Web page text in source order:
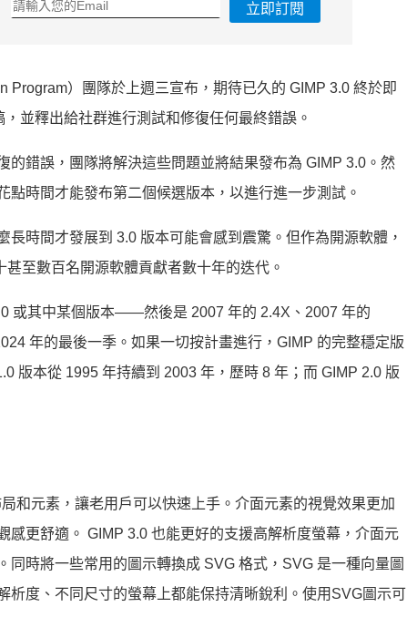
立即訂閱
）團隊於上週三宣布，期待已久的 GIMP 3.0 終於即
並釋出給社群進行測試和修復任何最終錯誤。
錯誤，團隊將解決這些問題並將結果發布為 GIMP 3.0。然
時間才能發布第二個候選版本，以進行進一步測試。
時間才發展到 3.0 版本可能會感到震驚。但作為開源軟體，
至數百名開源軟體貢獻者數十年的迭代。
或其中某個版本——然後是 2007 年的 2.4X、2007 年的
年的最後一季。如果一切按計畫進行，GIMP 的完整穩定版
版本從 1995 年持續到 2003 年，歷時 8 年；而 GIMP 2.0 版
和元素，讓老用戶可以快速上手。介面元素的視覺效果更加
更舒適。 GIMP 3.0 也能更好的支援高解析度螢幕，介面元
時將一些常用的圖示轉換成 SVG 格式，SVG 是一種向量圖
度、不同尺寸的螢幕上都能保持清晰銳利。使用SVG圖示可